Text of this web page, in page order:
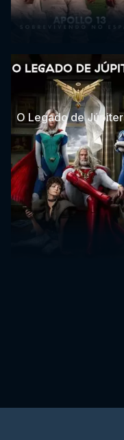
O Legado de Júpiter